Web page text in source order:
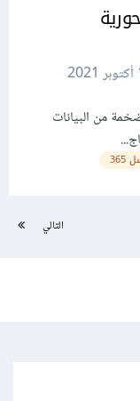
من البيانات
التالي